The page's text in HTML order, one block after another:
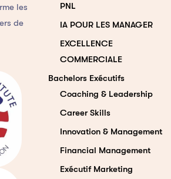
les
de
PNL
IA POUR LES MANAGER
EXCELLENCE
COMMERCIALE
Bachelors Exécutifs
Coaching & Leadership
Career Skills
Innovation & Management
Financial Management
Exécutif Marketing